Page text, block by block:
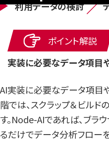
利用データの検討／
ポイント解説
実装に必要なデータ項目
AI実装に必要なデータ項目
階では、スクラップ＆ビル
す。Node-AIであれば、ブラ
るだけでデータ分析フロー